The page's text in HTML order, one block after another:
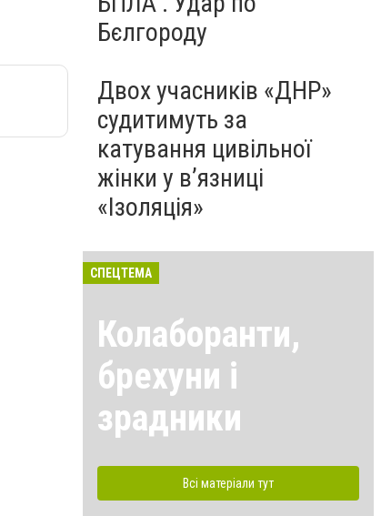
Бєлгороду
Двох учасників «ДНР»
судитимуть за
катування цивільної
жінки у в’язниці
«Ізоляція»
СПЕЦТЕМА
Колаборанти,
брехуни і
зрадники
Всі матеріали тут